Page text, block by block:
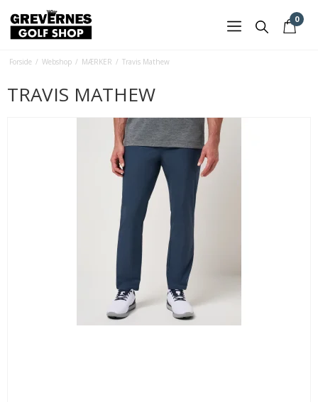
0
Forside / Webshop / MÆRKER / Travis Mathew
TRAVIS MATHEW